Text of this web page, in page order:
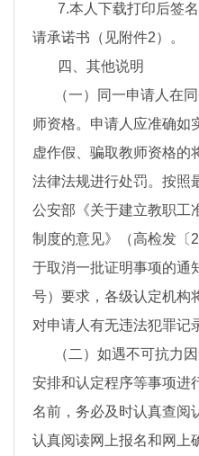
7.本人下载打印后签名
请承诺书（见附件2）。
四、其他说明
（一）同一申请人在同
师资格。申请人应准确如
虚作假、骗取教师资格的
法律法规进行处罚。按照
公安部《关于建立教职工
制度的意见》（高检发〔
于取消一批证明事项的通
号）要求，各级认定机构
对申请人有无违法犯罪记
（二）如遇不可抗力因
安排和认定程序等事项进
名前，务必及时认真查阅
认真阅读网上报名和网上